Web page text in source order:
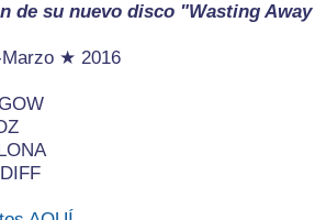
de su nuevo disco "Wasting
★ 2016